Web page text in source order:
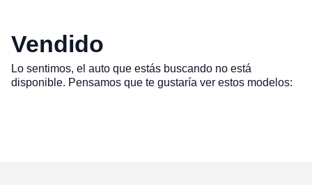
Vendido
Lo sentimos, el auto que estás buscando no está
disponible. Pensamos que te gustaría ver estos modelos: